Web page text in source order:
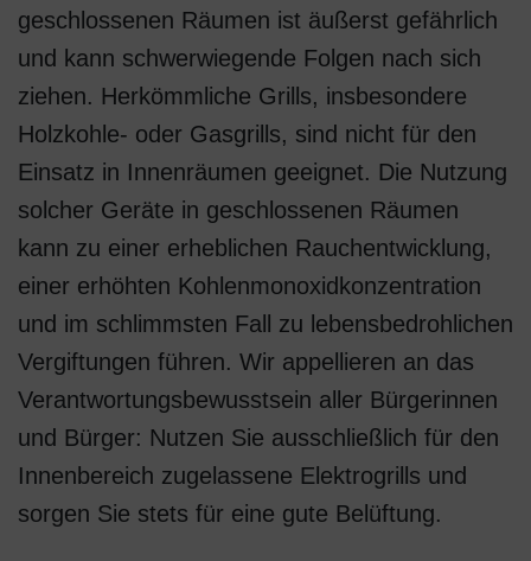
geschlossenen Räumen ist äußerst gefährlich
und kann schwerwiegende Folgen nach sich
ziehen. Herkömmliche Grills, insbesondere
Holzkohle- oder Gasgrills, sind nicht für den
Einsatz in Innenräumen geeignet. Die Nutzung
solcher Geräte in geschlossenen Räumen
kann zu einer erheblichen Rauchentwicklung,
einer erhöhten Kohlenmonoxidkonzentration
und im schlimmsten Fall zu lebensbedrohlichen
Vergiftungen führen. Wir appellieren an das
Verantwortungsbewusstsein aller Bürgerinnen
und Bürger: Nutzen Sie ausschließlich für den
Innenbereich zugelassene Elektrogrills und
sorgen Sie stets für eine gute Belüftung.